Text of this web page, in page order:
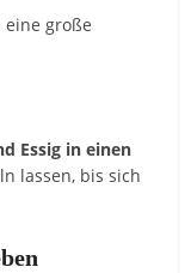
einegroße
Essig ineinen
lassen, bissich